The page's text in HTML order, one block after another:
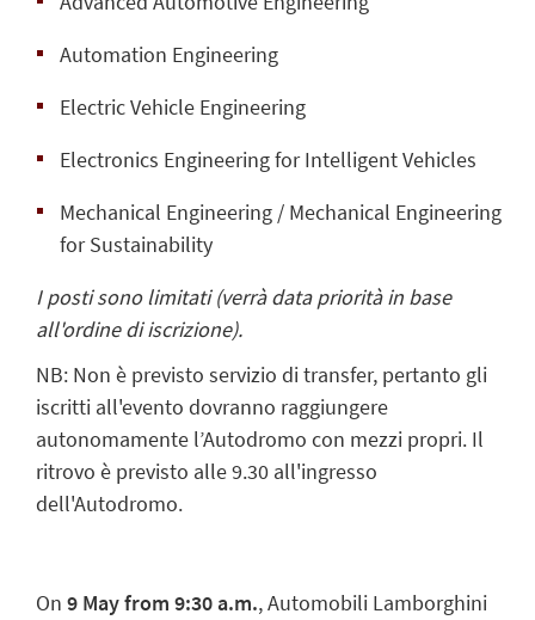
Automation Engineering
Electric Vehicle Engineering
Electronics Engineering for Intelligent Vehicles
Mechanical Engineering / Mechanical Engineering
for Sustainability
I posti sono limitati (verrà data priorità in base
all'ordine di iscrizione).
NB: Non è previsto servizio di transfer, pertanto gli
iscritti all'evento dovranno raggiungere
autonomamente l’Autodromo con mezzi propri. Il
ritrovo è previsto alle 9.30 all'ingresso
dell'Autodromo.
On 9 May from 9:30 a.m., Automobili Lamborghini